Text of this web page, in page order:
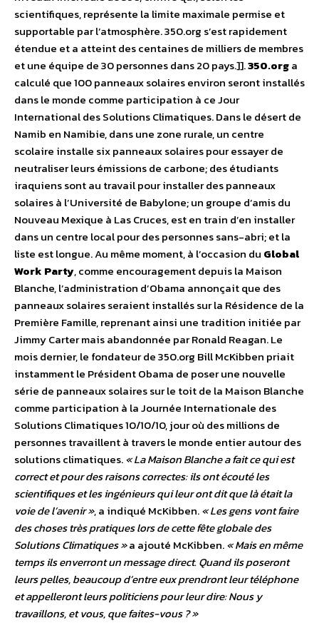
scientifiques, représente la limite maximale permise et
supportable par l’atmosphère. 350.org s’est rapidement
étendue et a atteint des centaines de milliers de membres
et une équipe de 30 personnes dans 20 pays.]].350.orga
calculé que 100 panneaux solaires environ seront installés
dans le monde comme participation à ce Jour
International des Solutions Climatiques. Dans le désert de
Namib en Namibie, dans une zone rurale, un centre
scolaire installe six panneaux solaires pour essayer de
neutraliser leurs émissions de carbone; des étudiants
iraquiens sont au travail pour installer des panneaux
solaires à l’Université de Babylone; un groupe d’amis du
Nouveau Mexique à Las Cruces, est en train d’en installer
dans un centre local pour des personnes sans-abri; et la
liste est longue. Au même moment, à l’occasion du Global
Work Party, comme encouragement depuis la Maison
Blanche, l’administration d’Obama annonçait que des
panneaux solaires seraient installés sur la Résidence de la
Première Famille, reprenant ainsi une tradition initiée par
Jimmy Carter mais abandonnée par Ronald Reagan. Le
mois dernier, le fondateur de 350.org Bill McKibben priait
instamment le Président Obama de poser une nouvelle
série de panneaux solaires sur le toit de la Maison Blanche
comme participation à la Journée Internationale des
Solutions Climatiques 10/10/10, jour où des millions de
personnes travaillent à travers le monde entier autour des
solutions climatiques.« La Maison Blanche a fait ce qui est
correct et pour des raisons correctes: ils ont écouté les
scientifiques et les ingénieurs qui leur ont dit que là était la
voie de l’avenir », a indiqué McKibben.« Les gens vont faire
des choses très pratiques lors de cette fête globale des
Solutions Climatiques »a ajouté McKibben.« Mais en même
temps ils enverront un message direct. Quand ils poseront
leurs pelles, beaucoup d’entre eux prendront leur téléphone
et appelleront leurs politiciens pour leur dire: Nous y
travaillons, et vous, que faites-vous ? »